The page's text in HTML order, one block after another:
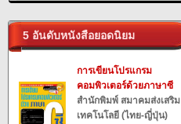
5 อันดับหนังสือยอดนิยม
การเขียนโปรแกรม
คอมพิวเตอร์ด้วยภาษาซี
สำนักพิมพ์ สมาคมส่งเสริม
เทคโนโลยี (ไทย-ญี่ปุ่น)